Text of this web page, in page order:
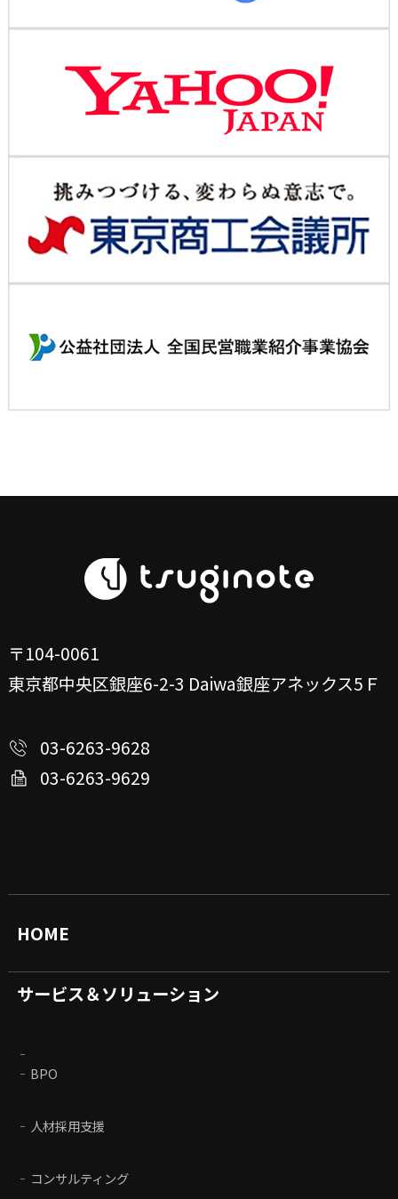
〒104-0061
東京都中央区銀座6-2-3 Daiwa銀座アネックス5Ｆ
03-6263-9628
03-6263-9629
HOME
サービス＆ソリューション
BPO
人材採用支援
コンサルティング